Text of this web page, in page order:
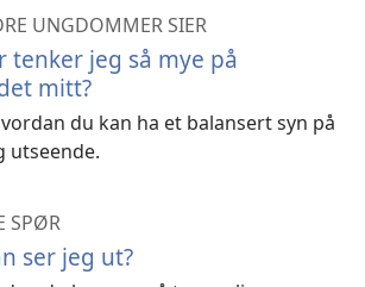
UNGDOMMER SIER
tenker jeg så mye på
mitt?
du kan ha et balansert syn på
utseende.
SPØR
ser jeg ut?